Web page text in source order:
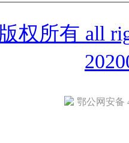
权所有 all
鄂公网安备